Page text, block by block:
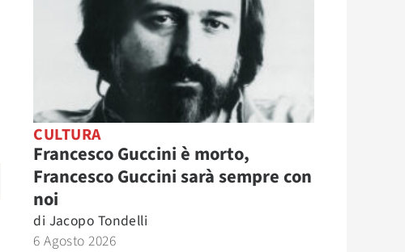
CULTURA
Francesco Guccini è morto,
Francesco Guccini sarà sempre con
noi
di Jacopo Tondelli
6 Agosto 2026